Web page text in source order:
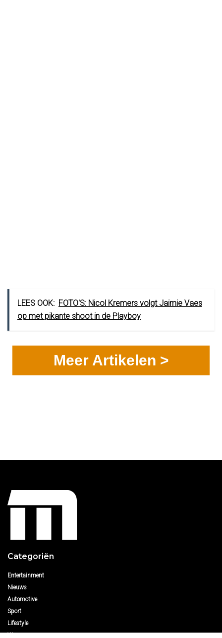
LEES OOK: FOTO'S: Nicol Kremers volgt Jaimie Vaes
op met pikante shoot in de Playboy
Meer Artikelen >
Categoriën
Entertainment
Nieuws
Automotive
Sport
Lifestyle
Woman